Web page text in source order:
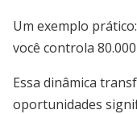
Um exemplo
você controla
Essa dinâmica
oportunidades